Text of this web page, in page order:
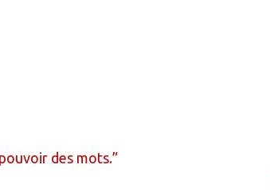
des mots.